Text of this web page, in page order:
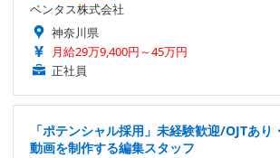
ベンタス株式会社
神奈川県
月給29万9,400円～45万円
正社員
「ポテンシャル採用」未経験歓迎/OJTあり
動画を制作する編集スタッフ